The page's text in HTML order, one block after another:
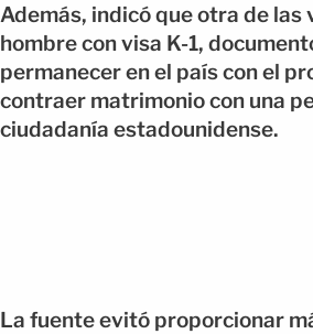
Además, indicó que otra de las
hombre con visa K-1,
permanecer en el país con el
contraer matrimonio con una
ciudadanía estadounidense.
La fuente evitó proporcionar